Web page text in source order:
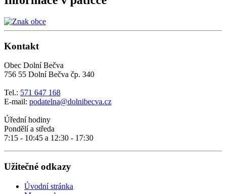
Kontakt
Obec Dolní Bečva
756 55 Dolní Bečva čp. 340
Tel.: 571 647 168
E-mail: podatelna@dolnibecva.cz
Úřední hodiny
Pondělí a středa
7:15 - 10:45 a 12:30 - 17:30
Užitečné odkazy
Úvodní stránka